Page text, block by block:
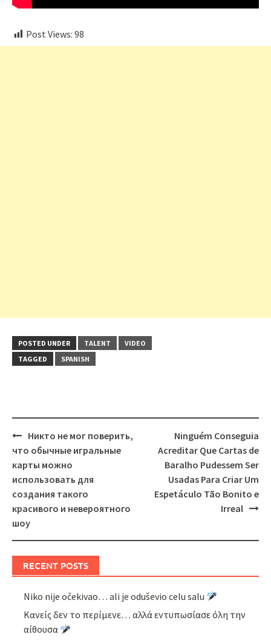
Post Views: 98
POSTED UNDER TALENT
VIDEO
TAGGED
SPANISH
Post
navigation
Никто не мог поверить,
что обычные игральные
карты можно
использовать для
создания такого
красивого и невероятного
шоу
Ninguém Conseguia
Acreditar Que Cartas de
Baralho Pudessem Ser
Usadas Para Criar Um
Espetáculo Tão Bonito e
Irreal
RECENT POSTS
Niko nije očekivao… ali je oduševio celu salu
Κανείς δεν το περίμενε… αλλά εντυπωσίασε όλη την
αίθουσα